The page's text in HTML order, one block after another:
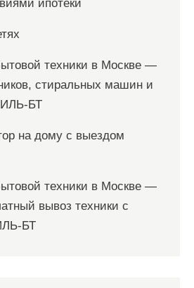
ипотеки
техники в Москве —
стиральных машин и
БТ
на дому с выездом
техники в Москве —
вывоз техники с
БТ